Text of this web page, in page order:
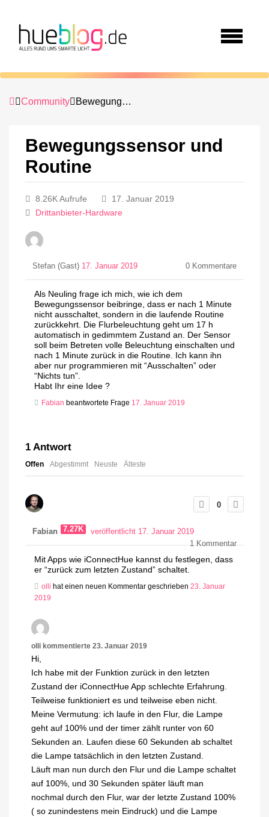
Community Bewegungssensor und Routine
Bewegungssensor und
Routine
8.26K Aufrufe
17. Januar 2019
Drittanbieter-Hardware
Stefan (Gast) 17. Januar 2019 0 Kommentare
Als Neuling frage ich mich, wie ich dem
Bewegungssensor beibringe, dass er nach 1 Minute
nicht ausschaltet, sondern in die laufende Routine
zurückkehrt. Die Flurbeleuchtung geht um 17 h
automatisch in gedimmtem Zustand an. Der Sensor
soll beim Betreten volle Beleuchtung einschalten und
nach 1 Minute zurück in die Routine. Ich kann ihn
aber nur programmieren mit “Ausschalten” oder
“Nichts tun”.
Habt Ihr eine Idee ?
Fabian beantwortete Frage 17. Januar 2019
1 Antwort
Offen Abgestimmt Neuste Älteste
0
Fabian 7.27K
veröffentlicht 17. Januar 2019
1Kommentar
Mit Apps wie iConnectHue kannst du festlegen, dass
er “zurück zum letzten Zustand” schaltet.
olli hat einen neuen Kommentar geschrieben 23. Januar
2019
olli kommentierte 23. Januar 2019
Hi,
Ich habe mit der Funktion zurück in den letzten
Zustand der iConnectHue App schlechte Erfahrung.
Teilweise funktioniert es und teilweise eben nicht.
Meine Vermutung: ich laufe in den Flur, die Lampe
geht auf 100% und der timer zählt runter von 60
Sekunden an. Laufen diese 60 Sekunden ab schaltet
die Lampe tatsächlich in den letzten Zustand.
Läuft man nun durch den Flur und die Lampe schaltet
auf 100%, und 30 Sekunden später läuft man
nochmal durch den Flur, war der letzte Zustand 100%
( so zunindestens mein Eindruck) und die Lampe